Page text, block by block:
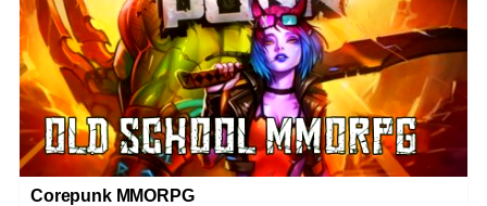
Corepunk MMORPG